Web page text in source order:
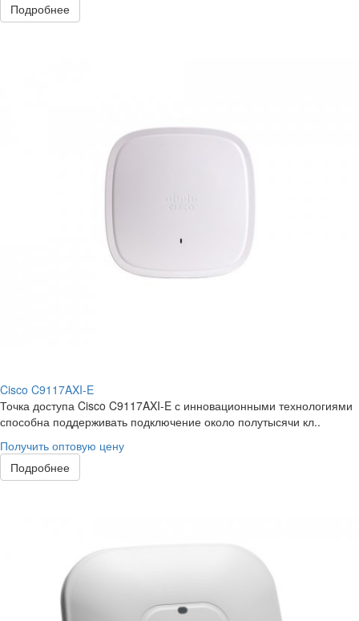
Подробнее
Cisco C9117AXI-E
Точка доступа Cisco C9117AXI-E с инновационными технологиями
способна поддерживать подключение около полутысячи кл..
Получить оптовую цену
Подробнее